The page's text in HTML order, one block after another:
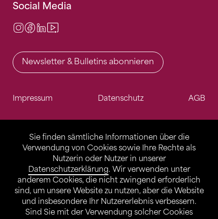
Sie finden sämtliche Informationen über die
Verwendung von Cookies sowie Ihre Rechte als
Nutzerin oder Nutzer in unserer
Datenschutzerklärung. Wir verwenden unter
anderem Cookies, die nicht zwingend erforderlich
sind, um unsere Website zu nutzen, aber die Website
und insbesondere Ihr Nutzererlebnis verbessern.
Sind Sie mit der Verwendung solcher Cookies
Social Media
Instagram
Facebook
LinkedIn
Newsletter & Bulletins abonnieren
Impressum Datenschutz AGB